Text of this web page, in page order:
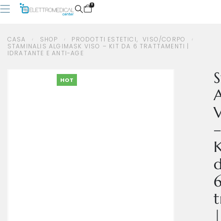
0
CASA SHOP PRODOTTI ESTETICI
CASA SHOP PRODOTTI ESTETICI,
VISO/CORPO
STAMINALIS ALGIMASK VISO – KIT DA 6 TRATTAMENTI |
IDRATANTE E ANTI-AGE
HOT
–
|